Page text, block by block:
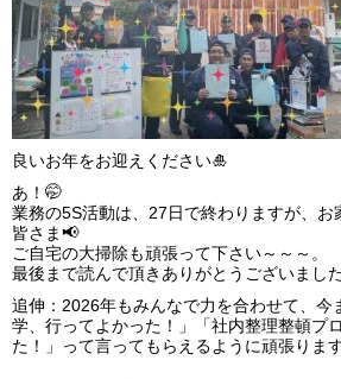
良いお年をお迎えください🎍
あ！🤭
業務の5S活動は、27日で終わりますが、
皆さま📢
ご自宅の大掃除も頑張って下さい～～～。
最後まで読んで頂きありがとうございまし
追伸：2026年もみんなで力を合わせて、
学、行ってよかった！」「社内整理整頓プ
た！」って言ってもらえるように頑張りま